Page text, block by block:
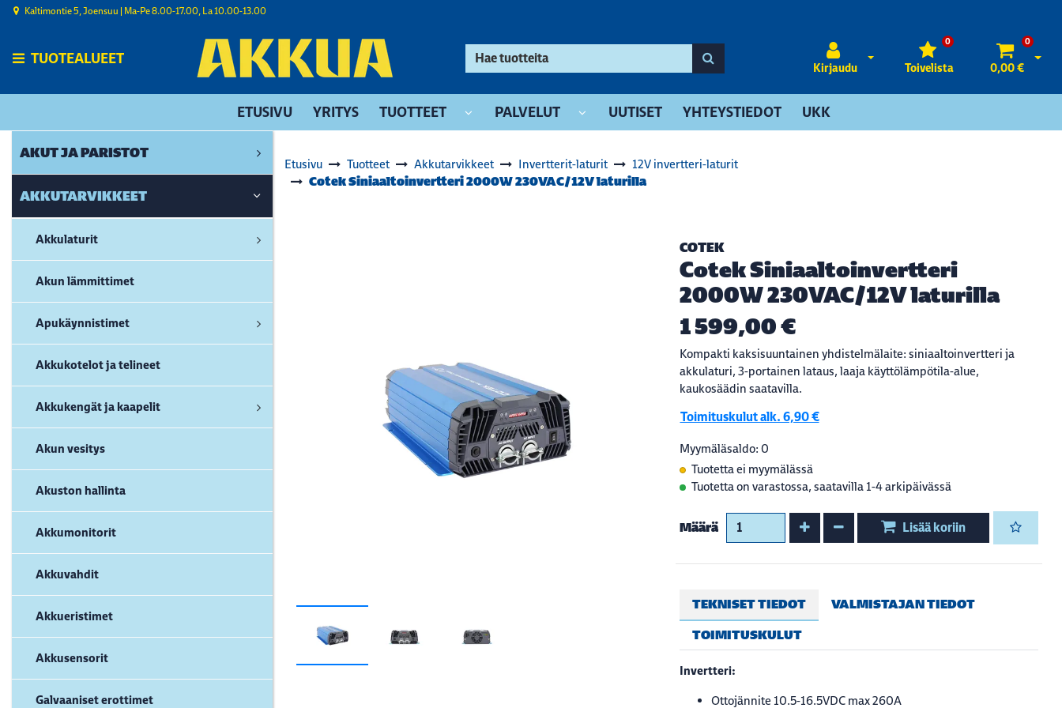
Siirry pääsisältöön
Kaltimontie 5, Joensuu | ​Ma-Pe 8.00-17.00, La 10.00-13.00
TUOTEALUEET
Kirjaudu
Avaa kirjautuminen
Toivelista
0 0
0,00 €
ETUSIVU YRITYS TUOTTEET PALVELUT UUTISET YHTEYSTIEDOT UKK
AKUT JA PARISTOT
AKKUTARVIKKEET
Akkulaturit
Akun lämmittimet
Apukäynnistimet
Akkukotelot ja telineet
Akkukengät ja kaapelit
Akun vesitys
Akuston hallinta
Akkumonitorit
Akkuvahdit
Akkueristimet
Akkusensorit
Galvaaniset erottimet
Etusivu Tuotteet Akkutarvikkeet Invertterit-laturit 12V invertteri-laturit
Cotek Siniaaltoinvertteri 2000W 230VAC/12V laturilla
COTEK
Cotek Siniaaltoinvertteri
2000W 230VAC/12V laturilla
1 599,00 €
Kompakti kaksisuuntainen yhdistelmälaite: siniaaltoinvertteri ja
akkulaturi, 3-portainen lataus, laaja käyttölämpötila-alue,
kaukosäädin saatavilla.
Toimituskulut alk. 6,90 €
Myymäläsaldo: 0
Tuotetta ei myymälässä
Tuotetta on varastossa, saatavilla 1-4 arkipäivässä
Määrä Kasvata määrää
Vähennä määrääLisää koriin
TEKNISET TIEDOT
VALMISTAJAN TIEDOT
TOIMITUSKULUT
Invertteri:
Ottojännite 10.5-16.5VDC max 260A